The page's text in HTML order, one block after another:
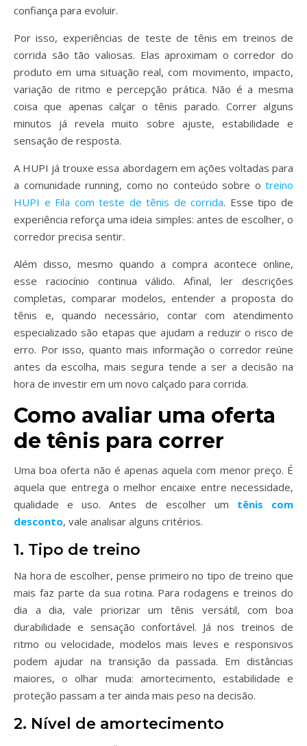
confiança para evoluir.
Por isso, experiências de teste de tênis em treinos de
corrida são tão valiosas. Elas aproximam o corredor do
produto em uma situação real, com movimento, impacto,
variação de ritmo e percepção prática. Não é a mesma
coisa que apenas calçar o tênis parado. Correr alguns
minutos já revela muito sobre ajuste, estabilidade e
sensação de resposta.
A HUPI já trouxe essa abordagem em ações voltadas para
a comunidade running, como no conteúdo sobre o treino
HUPI e Fila com teste de tênis de corrida. Esse tipo de
experiência reforça uma ideia simples: antes de escolher, o
corredor precisa sentir.
Além disso, mesmo quando a compra acontece online,
esse raciocínio continua válido. Afinal, ler descrições
completas, comparar modelos, entender a proposta do
tênis e, quando necessário, contar com atendimento
especializado são etapas que ajudam a reduzir o risco de
erro. Por isso, quanto mais informação o corredor reúne
antes da escolha, mais segura tende a ser a decisão na
hora de investir em um novo calçado para corrida.
Como avaliar uma oferta
de tênis para correr
Uma boa oferta não é apenas aquela com menor preço. É
aquela que entrega o melhor encaixe entre necessidade,
qualidade e uso. Antes de escolher um tênis com
desconto, vale analisar alguns critérios.
1. Tipo de treino
Na hora de escolher, pense primeiro no tipo de treino que
mais faz parte da sua rotina. Para rodagens e treinos do
dia a dia, vale priorizar um tênis versátil, com boa
durabilidade e sensação confortável. Já nos treinos de
ritmo ou velocidade, modelos mais leves e responsivos
podem ajudar na transição da passada. Em distâncias
maiores, o olhar muda: amortecimento, estabilidade e
proteção passam a ter ainda mais peso na decisão.
2. Nível de amortecimento